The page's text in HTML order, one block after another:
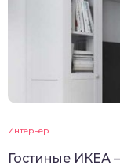
Интерьер
Гостиные ИКЕА